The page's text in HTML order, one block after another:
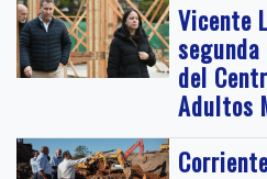
Vicente
del
Adultos